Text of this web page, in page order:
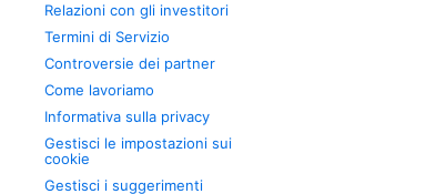
Relazioni con gli investitori
Termini di Servizio
Controversie dei partner
Come lavoriamo
Informativa sulla privacy
Gestisci le impostazioni sui
cookie
Gestisci i suggerimenti